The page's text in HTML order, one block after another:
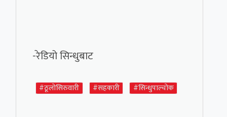
-रेडियो सिन्धुबाट
#ठूलोसिरुवारी #सहकारी #सिन्धुपाल्चोक